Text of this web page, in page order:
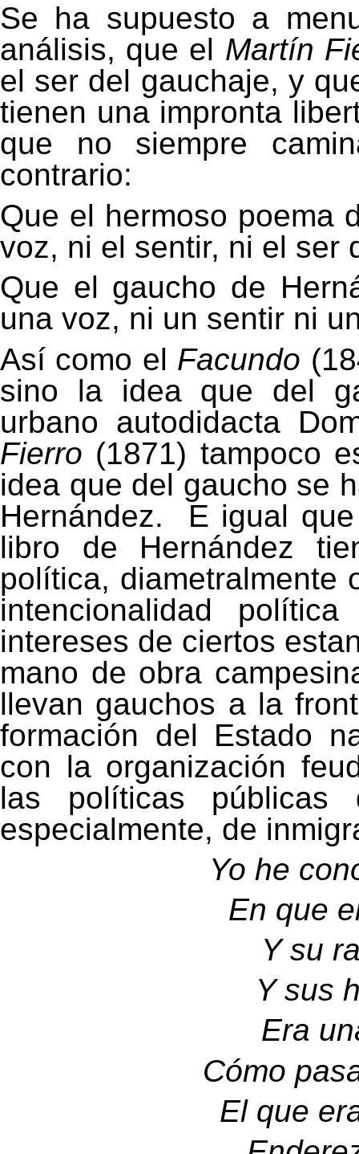
Se ha supuesto a
análisis, que el Martín
el ser del gauchaje, y
tienen una impronta
que no siempre
contrario:
Que el hermoso poema
voz, ni el sentir, ni el ser
Que el gaucho de
una voz, ni un sentir ni
Así como el Facundo
sino la idea que del
urbano autodidacta
Fierro (1871) tampoco
idea que del gaucho se
Hernández.
E igual
libro de Hernández
política, diametralmente
intencionalidad
intereses de ciertos
mano de obra
llevan gauchos a la
formación del Estado
con la organización
las políticas públicas
especialmente, de
Yo he
En que
Y su
Y sus
Era
Cómo
El que